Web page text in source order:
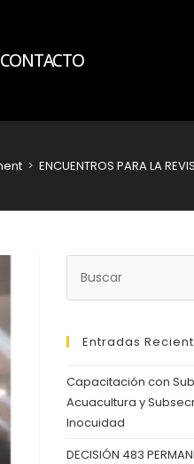
CONTACTO
> ENCUENTROS PARA LA
Entradas
Capacitación con
Acuacultura y
Inocuidad
DECISIÓN 483